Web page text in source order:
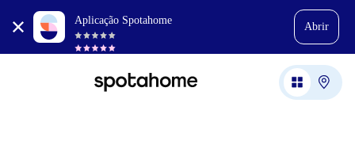
Aplicação Spotahome
Abrir